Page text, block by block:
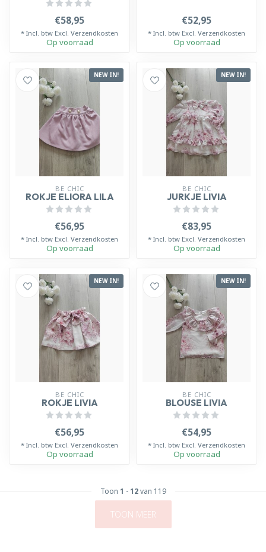
€58,95
* Incl. btw Excl. Verzendkosten
Op voorraad
€52,95
* Incl. btw Excl. Verzendkosten
Op voorraad
NEW IN!
BE CHIC
ROKJE ELIORA LILA
€56,95
* Incl. btw Excl. Verzendkosten
Op voorraad
NEW IN!
BE CHIC
JURKJE LIVIA
€83,95
* Incl. btw Excl. Verzendkosten
Op voorraad
NEW IN!
BE CHIC
ROKJE LIVIA
€56,95
* Incl. btw Excl. Verzendkosten
Op voorraad
NEW IN!
BE CHIC
BLOUSE LIVIA
€54,95
* Incl. btw Excl. Verzendkosten
Op voorraad
Toon 1 -12van 119
TOON MEER